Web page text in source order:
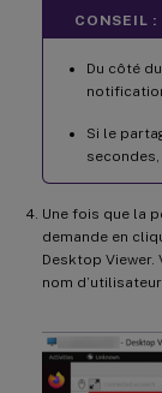
CONSEIL :
Du côté
Si le
Une fois que la
demande en
Desktop Viewer.
nom